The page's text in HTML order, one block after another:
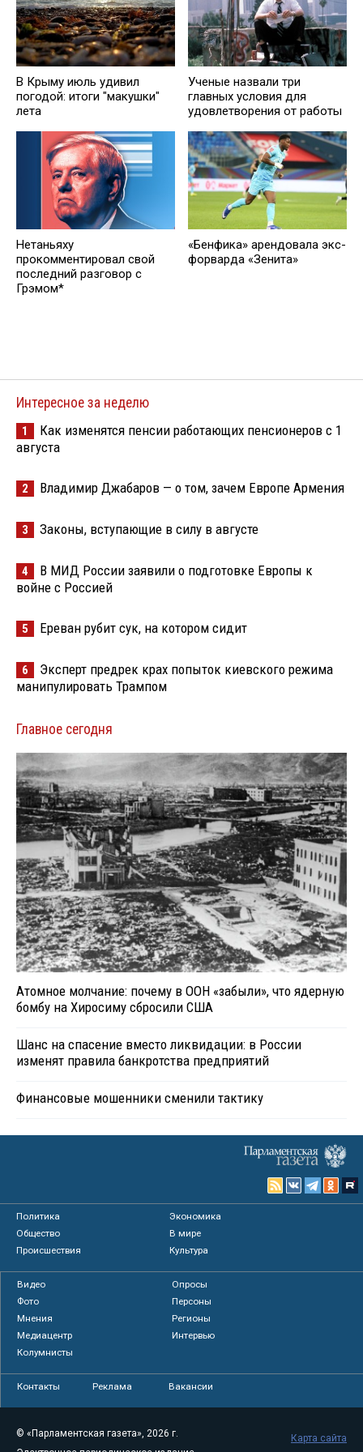
В Крыму июль удивил
погодой: итоги "макушки"
лета
Ученые назвали три
главных условия для
удовлетворения от работы
Нетаньяху
прокомментировал свой
последний разговор с
Грэмом*
«Бенфика» арендовала экс-
форварда «Зенита»
Интересное за неделю
1
Как изменятся пенсии работающих пенсионеров с 1
августа
2 Владимир Джабаров — о том, зачем Европе Армения
3 Законы, вступающие в силу в августе
4
В МИД России заявили о подготовке Европы к
войне с Россией
5 Ереван рубит сук, на котором сидит
6
Эксперт предрек крах попыток киевского режима
манипулировать Трампом
Главное сегодня
Атомное молчание: почему в ООН «забыли», что ядерную
бомбу на Хиросиму сбросили США
Шанс на спасение вместо ликвидации: в России
изменят правила банкротства предприятий
Финансовые мошенники сменили тактику
Политика
Экономика
Общество
В мире
Происшествия
Культура
Видео
Опросы
Фото
Персоны
Мнения
Регионы
Медиацентр
Интервью
Колумнисты
Контакты Реклама Вакансии
© «Парламентская газета», 2026 г.
Карта сайта